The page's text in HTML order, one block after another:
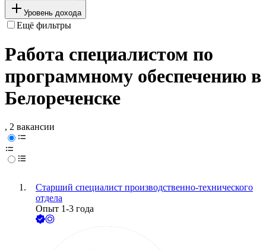
Уровень дохода
Ещё фильтры
Работа специалистом по
программному обеспечению в
Белореченске
, 2 вакансии
Старший специалист производственно-технического
отдела
Опыт 1-3 года